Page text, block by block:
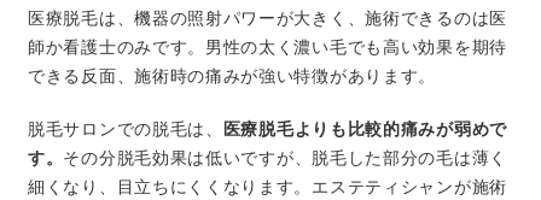
医療脱毛は、機器の照射パワーが大きく、施術できるのは医
師か看護士のみです。男性の太く濃い毛でも高い効果を期待
できる反面、施術時の痛みが強い特徴があります。
脱毛サロンでの脱毛は、 医療脱毛よりも比較的痛みが弱めで
す。 その分脱毛効果は低いですが、脱毛した部分の毛は薄く
細くなり、目立ちにくくなります。エステティシャンが施術